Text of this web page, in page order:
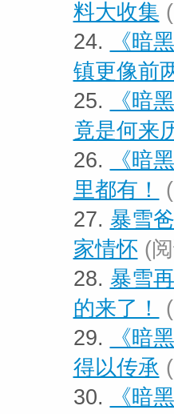
料大收集
24.
《暗
镇更像前
25.
《暗
竟是何来
26.
《暗
里都有！
27. 暴雪
家情怀 (
28. 暴雪
的来了！
29.
《暗
得以传承
30.
《暗